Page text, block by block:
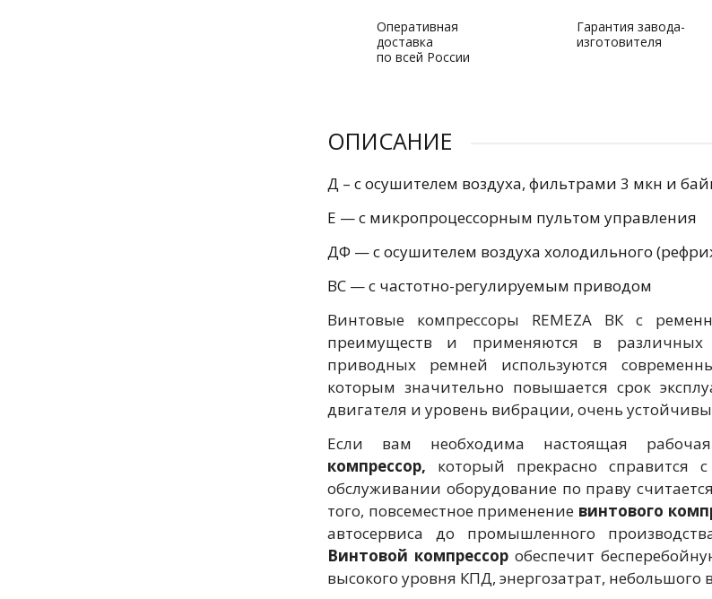
Оперативная
доставка
по всей России
Гарантия завода-
изготовителя
ОПИСАНИЕ
Д – с осушителем воздуха, фильтрами 3 мкн и
Е — с микропроцессорным пультом управления
ДФ — с осушителем воздуха холодильного
ВC — c частотно-регулируемым приводом
Винтовые компрессоры REMEZA ВК с
преимуществ и применяются в различных
приводных ремней используются
которым значительно повышается срок
двигателя и уровень вибрации, очень
Если вам необходима настоящая
компрессор, который прекрасно справится
обслуживании оборудование по праву
того, повсеместное применение винтового
автосервиса до промышленного
Винтовой компрессор обеспечит
высокого уровня КПД, энергозатрат, небольшого